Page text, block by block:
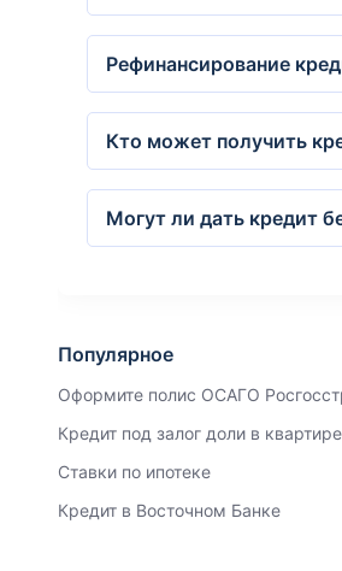
Рефинансирование
Кто может получить
Могут ли дать кредит
Популярное
Оформите полис ОСАГО
Кредит под залог доли в квартире
Ставки по ипотеке
Кредит в Восточном Банке